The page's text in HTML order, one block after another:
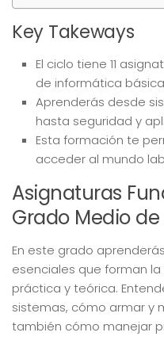
Key Takeways
El ciclo tiene 11
de informática
Aprenderás desde
hasta seguridad y
Esta formación te
acceder al mundo
Asignaturas
Grado Medio
En este grado
esenciales que forman
práctica y teórica.
sistemas, cómo armar y
también cómo manejar